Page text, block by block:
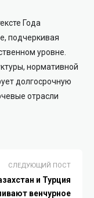
Года
подчеркивая
уровне.
нормативной
долгосрочную
отрасли
СЛЕДУЮЩИЙ ПОСТ
и Турция
венчурное